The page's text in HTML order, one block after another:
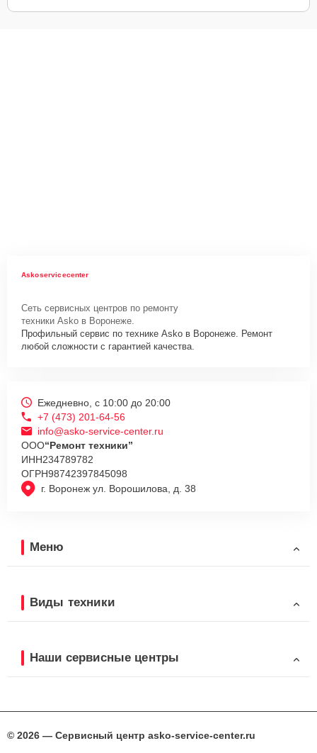
Askoservicecenter
Сеть сервисных центров по ремонту
техники Asko в Воронеже.
Профильный сервис по технике Asko в Воронеже. Ремонт
любой сложности с гарантией качества.
г. Воронеж ул. Ворошилова, д. 38
Ежедневно, с 10:00 до 20:00
+7 (473) 201-64-56
info@asko-service-center.ru
ООО“Ремонт техники”
ИНН234789782
ОГРН98742397845098
Меню
Виды техники
Наши сервисные центры
© 2026 — Сервисный центр asko-service-center.ru